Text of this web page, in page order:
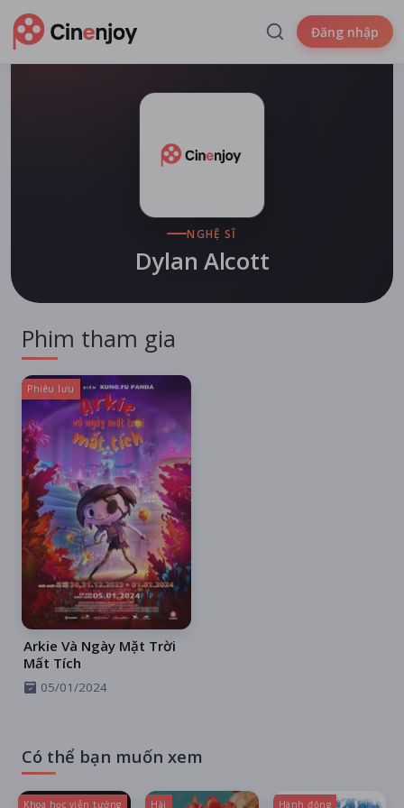
Đăng nhập
NGHỆ SĨ
Dylan Alcott
Phim tham gia
Phiêu lưu
Arkie Và Ngày Mặt Trời
Mất Tích
05/01/2024
Có thể bạn muốn xem
Khoa học viễn tưởng Hài Hành động